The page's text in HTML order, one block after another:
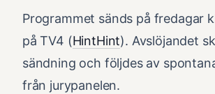
Programmet sänds på fredagar
på TV4 (HintHint). Avslöjandet
sändning och följdes av
från jurypanelen.